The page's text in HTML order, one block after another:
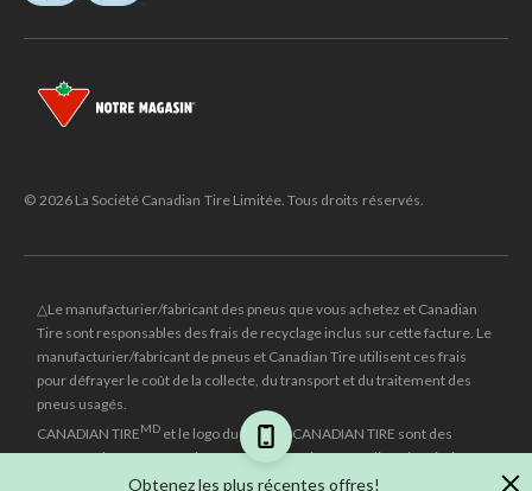
Obtenez les plus récentes offres!
© 2026 La Société Canadian Tire Limitée. Tous droits réservés.
△Le manufacturier/fabricant des pneus que vous achetez et Canadian
Tire sont responsables des frais de recyclage inclus sur cette facture. Le
manufacturier/fabricant de pneus et Canadian Tire utilisent ces frais
pour défrayer le coût de la collecte, du transport et du traitement des
pneus usagés.
CANADIAN TIREMD et le logo du triangle CANADIAN TIRE sont des
marques de commerce déposées de la Société Canadian Tire Limitée.